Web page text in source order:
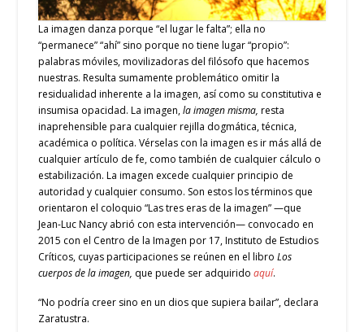
La imagen danza porque “el lugar le falta”; ella no
“permanece” “ahí” sino porque no tiene lugar “propio”:
palabras móviles, movilizadoras del filósofo que hacemos
nuestras. Resulta sumamente problemático omitir la
residualidad inherente a la imagen, así como su constitutiva e
insumisa opacidad. La imagen,la imagen misma, resta
inaprehensible para cualquier rejilla dogmática, técnica,
académica o política. Vérselas con la imagen es ir más allá de
cualquier artículo de fe, como también de cualquier cálculo o
estabilización. La imagen excede cualquier principio de
autoridad y cualquier consumo. Son estos los términos que
orientaron el coloquio “Las tres eras de la imagen” —que
Jean-Luc Nancy abrió con esta intervención— convocado en
2015 con el Centro de la Imagen por 17, Instituto de Estudios
Críticos, cuyas participaciones se reúnen en el libroLos
cuerpos de la imagen, que puede ser adquiridoaquí.
“No podría creer sino en un dios que supiera bailar”, declara
Zaratustra.